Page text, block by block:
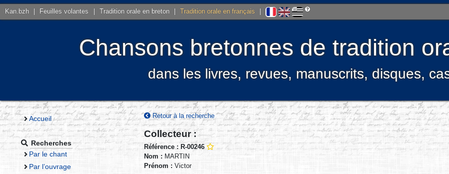
Kan.bzh Feuilles volantes Tradition orale en breton Tradition orale en français
Chansons bretonnes de tradition
dans les livres, revues, manuscrits, disques,
Accueil
Recherches
Par le chant
Par l’ouvrage
Retour à la recherche
Collecteur :
Référence : R-00246
Nom : MARTIN
Prénom : Victor